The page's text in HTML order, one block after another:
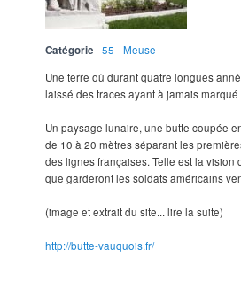
Catégorie
55 - Meuse
Une terre où durant quatre longues
laissé des traces ayant à jamais marqué
Un paysage lunaire, une butte coupée
de 10 à 20 mètres séparant les
des lignes françaises. Telle est la vision
que garderont les soldats américains
(image et extrait du site... lire la suite)
http://butte-vauquois.fr/